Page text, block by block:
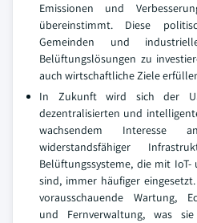
Emissionen und
übereinstimmt. Diese
Gemeinden und
Belüftungslösungen zu
auch wirtschaftliche Ziele
In Zukunft wird sich der
dezentralisierten und
wachsendem
widerstandsfähiger
Belüftungssysteme, die mit
sind, immer häufiger
vorausschauende Wartung,
und Fernverwaltung, was